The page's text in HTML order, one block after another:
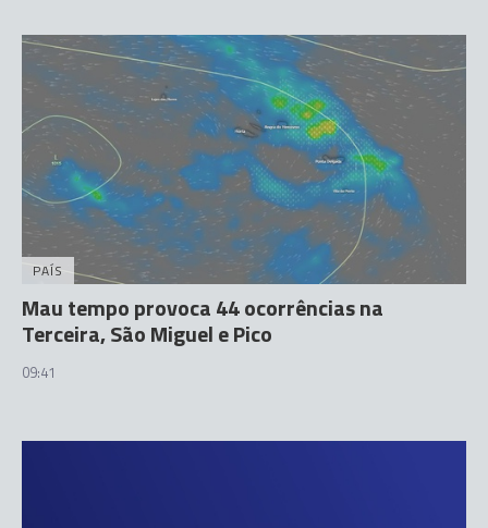
PAÍS
Mau tempo provoca 44 ocorrências na
Terceira, São Miguel e Pico
09:41